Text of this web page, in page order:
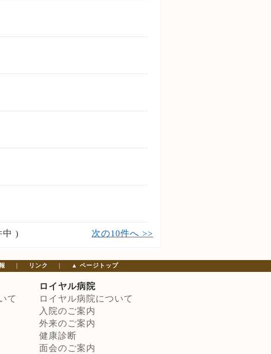
次の10件へ >>
中 )
リンク ▲ ページトップ
て
ロイヤル病院
ロイヤル病院について
入院のご案内
外来のご案内
健康診断
面会のご案内